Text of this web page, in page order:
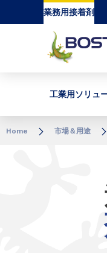
Go to content Go
業務用接着剤
工業用ソリュ
Home 市場＆用途